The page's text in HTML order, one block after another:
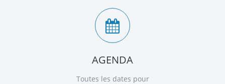
AGENDA
Toutes les dates pour